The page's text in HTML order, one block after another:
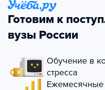
Готовим к
вузы России
Обучение в
стресса
Ежемесячные